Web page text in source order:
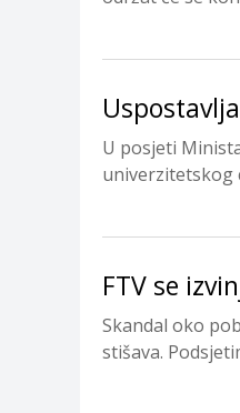
U posjeti
univerzitetskog
FTV se
Skandal oko
stišava.